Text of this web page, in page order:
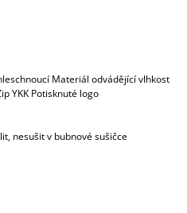
Materiál odvádějící vlhkost
YKK Potisknuté logo
nesušit v bubnové sušičce